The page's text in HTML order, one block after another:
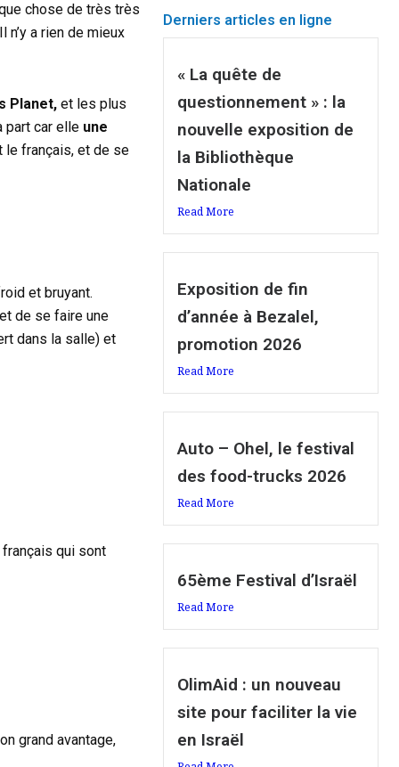
chose de très très
a rien de mieux
Planet, et les plus
part car elle une
le français, et de se
et bruyant.
de se faire une
dans la salle) et
français qui sont
grand avantage,
Derniers articles en ligne
« La quête de
questionnement » : la
nouvelle exposition de
la Bibliothèque
Nationale
Read More
Exposition de fin
d’année à Bezalel,
promotion 2026
Read More
Auto – Ohel, le festival
des food-trucks 2026
Read More
65ème Festival d’Israël
Read More
OlimAid : un nouveau
site pour faciliter la vie
en Israël